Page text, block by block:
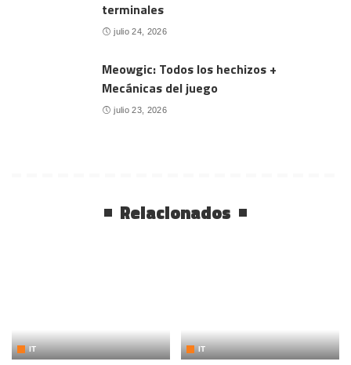
terminales
julio 24, 2026
Meowgic: Todos los hechizos +
Mecánicas del juego
julio 23, 2026
Relacionados
IT IT